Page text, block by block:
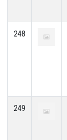
248
249